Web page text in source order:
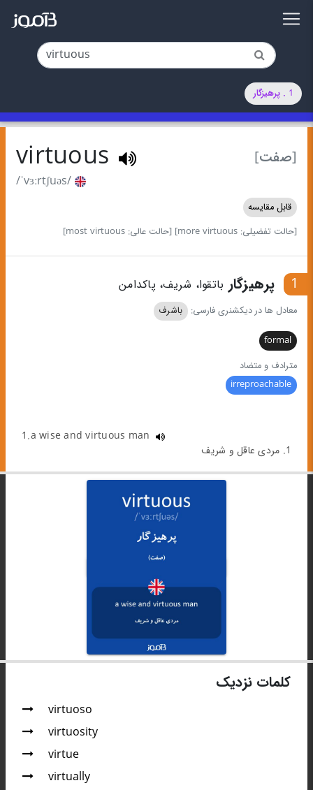
1 . پرهیزگار
[صفت] virtuous
/ˈvɜːrtʃuəs/
قابل مقایسه
[حالت تفضیلی: more virtuous]
[حالت عالی: most virtuous]
1 پرهیزگار باتقوا، شریف، پاکدامن
معادل ها در دیکشنری فارسی: باشرف
formal
مترادف و متضاد
irreproachable
1.a wise and virtuous man
1. مردی عاقل و شریف
کلمات نزدیک
virtuoso
virtuosity
virtue
virtually